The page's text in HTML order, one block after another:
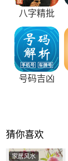
八字精批
号码吉凶
猜你喜欢
家居风水